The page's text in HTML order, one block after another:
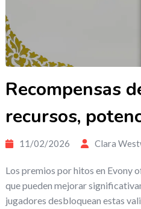
Recompensas
recursos,
11/02/2026 Clara
Los premios por hitos en Evony
que pueden mejorar
jugadores desbloquean estas